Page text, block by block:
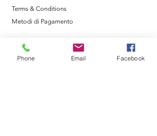
Terms & Conditions
Metodi di Pagamento
Phone Email Facebook